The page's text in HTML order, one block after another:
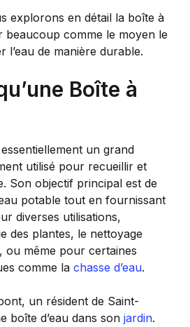
explorons en détail la boîte à
beaucoup comme le moyen le
l’eau de manière durable.
Boîte à
un grand
utilisé pour recueillir et
Son objectif principal est de
potable tout en fournissant
diverses utilisations,
des plantes, le nettoyage
ou même pour certaines
comme la chasse d’eau.
un résident de Saint-
boîte d’eau dans son jardin.